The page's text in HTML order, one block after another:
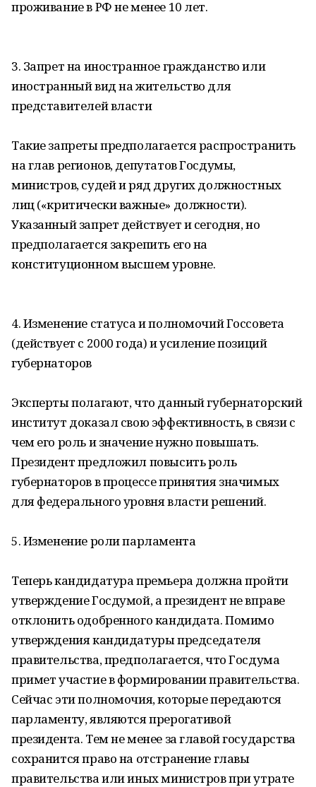
проживание в РФ не менее 10 лет.
3. Запрет на иностранное гражданство или
иностранный вид на жительство для
представителей власти
Такие запреты предполагается распространить
на глав регионов, депутатов Госдумы,
министров, судей и ряд других должностных
лиц («критически важные» должности).
Указанный запрет действует и сегодня, но
предполагается закрепить его на
конституционном высшем уровне.
4. Изменение статуса и полномочий Госсовета
(действует с 2000 года) и усиление позиций
губернаторов
Эксперты полагают, что данный губернаторский
институт доказал свою эффективность, в связи с
чем его роль и значение нужно повышать.
Президент предложил повысить роль
губернаторов в процессе принятия значимых
для федерального уровня власти решений.
5. Изменение роли парламента
Теперь кандидатура премьера должна пройти
утверждение Госдумой, а президент не вправе
отклонить одобренного кандидата. Помимо
утверждения кандидатуры председателя
правительства, предполагается, что Госдума
примет участие в формировании правительства.
Сейчас эти полномочия, которые передаются
парламенту, являются прерогативой
президента. Тем не менее за главой государства
сохранится право на отстранение главы
правительства или иных министров при утрате